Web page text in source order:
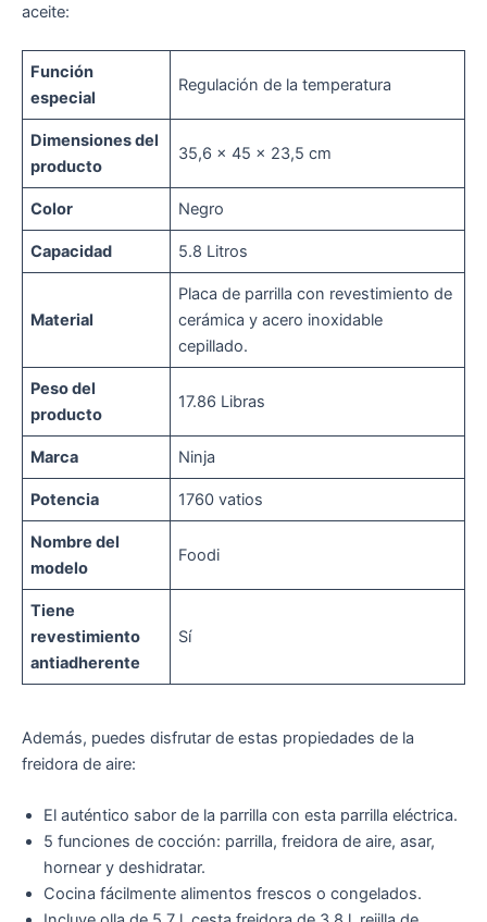
aceite:
Función
especial
Regulación de la temperatura
Dimensiones del
producto
35,6 x 45 x 23,5 cm
Color Negro
Capacidad 5.8 Litros
Material
Placa de parrilla con revestimiento de
cerámica y acero inoxidable
cepillado.
Peso del
producto
17.86 Libras
Marca Ninja
Potencia 1760 vatios
Nombre del
modelo
Foodi
Tiene
revestimiento
antiadherente
Sí
Además, puedes disfrutar de estas propiedades de la
freidora de aire:
El auténtico sabor de la parrilla con esta parrilla eléctrica.
5 funciones de cocción: parrilla, freidora de aire, asar,
hornear y deshidratar.
Cocina fácilmente alimentos frescos o congelados.